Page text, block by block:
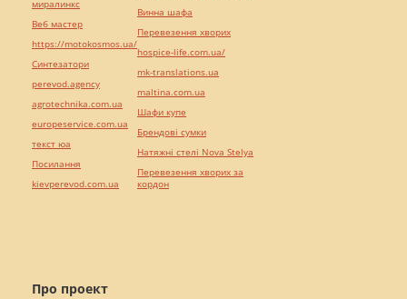
Про проект
миралинкс
Веб мастер
https://motokosmos.ua/
Синтезатори
perevod.agency
agrotechnika.com.ua
europeservice.com.ua
текст юа
Посилання
kievperevod.com.ua
Винна шафа
Перевезення хворих
hospice-life.com.ua/
mk-translations.ua
maltina.com.ua
Шафи купе
Брендові сумки
Натяжні стелі Nova Stelya
Перевезення хворих за
кордон